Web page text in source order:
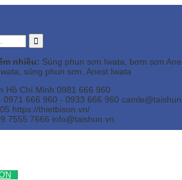
nhiều: Súng phun sơn Iwata, bơm sơn
súng phun sơn, Anest Iwata
Hồ Chí Minh 0981 666 960
0971 666 960 - 0933 666 960
https://thietbison.vn/
7555 7666 info@taishun.vn